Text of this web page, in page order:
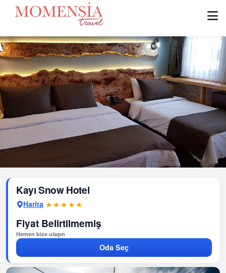
Kayı Snow Hotel
Harita ★★★★★
Fiyat Belirtilmemiş
Hemen bize ulaşın
Oda Seç